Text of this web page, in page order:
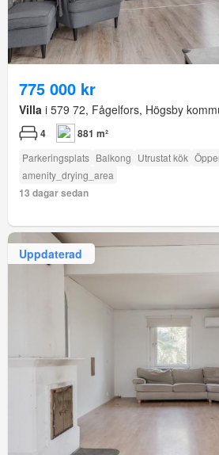
775 000 kr
Villa i 579 72, Fågelfors, Högsby
4 881 m²
Parkeringsplats Balkong Utrustat kök
amenity_drying_area
13 dagar sedan
Uppdaterad